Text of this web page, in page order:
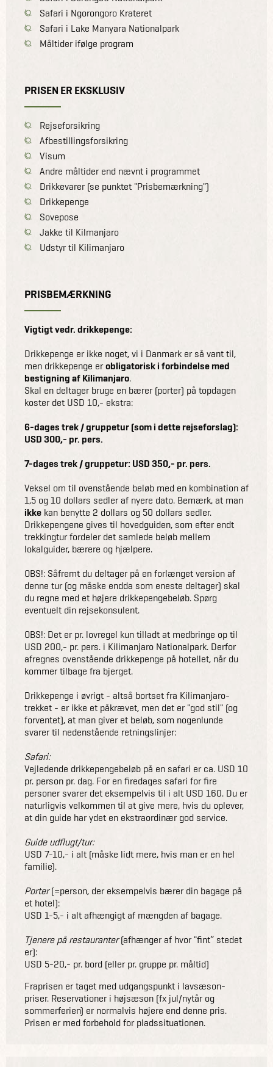
Safari i Ngorongoro Krateret
Safari i Lake Manyara Nationalpark
Måltider ifølge program
PRISEN ER EKSKLUSIV
Rejseforsikring
Afbestillingsforsikring
Visum
Andre måltider end nævnt i programmet
Drikkevarer (se punktet "Prisbemærkning")
Drikkepenge
Sovepose
Jakke til Kilmanjaro
Udstyr til Kilimanjaro
PRISBEMÆRKNING
Vigtigt vedr. drikkepenge:
Drikkepenge er ikke noget, vi i Danmark er så vant til,
men drikkepenge erobligatorisk i forbindelse med
bestigning af Kilimanjaro.
Skal en deltager bruge en bærer (porter) på topdagen
koster det USD 10,- ekstra:
6-dages trek / gruppetur (som i dette rejseforslag):
USD 300,- pr. pers.
7-dages trek / gruppetur: USD 350,- pr. pers.
Veksel om til ovenstående beløb med en kombination af
1,5 og 10 dollars sedler af nyere dato. Bemærk, at man
ikke kan benytte 2 dollars og 50 dollars sedler.
Drikkepengene gives til hovedguiden, som efter endt
trekkingtur fordeler det samlede beløb mellem
lokalguider, bærere og hjælpere.
OBS!: Såfremt du deltager på en forlænget version af
denne tur (og måske endda som eneste deltager) skal
du regne med et højere drikkepengebeløb. Spørg
eventuelt din rejsekonsulent.
OBS!: Det er pr. lovregel kun tilladt at medbringe op til
USD 200,- pr. pers. i Kilimanjaro Nationalpark. Derfor
afregnes ovenstående drikkepenge på hotellet, når du
kommer tilbage fra bjerget.
Drikkepenge i øvrigt - altså bortset fra Kilimanjaro-
trekket - er ikke et påkrævet, men det er "god stil" (og
forventet), at man giver et beløb, som nogenlunde
svarer til nedenstående retningslinjer:
Safari:
Vejledende drikkepengebeløb på en safari er ca. USD 10
pr. person pr. dag. For en firedages safari for fire
personer svarer det eksempelvis til i alt USD 160. Du er
naturligvis velkommen til at give mere, hvis du oplever,
at din guide har ydet en ekstraordinær god service.
Guide udflugt/tur:
USD 7-10,- i alt (måske lidt mere, hvis man er en hel
familie).
Porter(=person, der eksempelvis bærer din bagage på
et hotel):
USD 1-5,- i alt afhængigt af mængden af bagage.
Tjenere på restauranter(afhænger af hvor "fint” stedet
er):
USD 5-20,- pr. bord (eller pr. gruppe pr. måltid)
Fraprisen er taget med udgangspunkt i lavsæson-
priser. Reservationer i højsæson (fx jul/nytår og
sommerferien) er normalvis højere end denne pris.
Prisen er med forbehold for pladssituationen.